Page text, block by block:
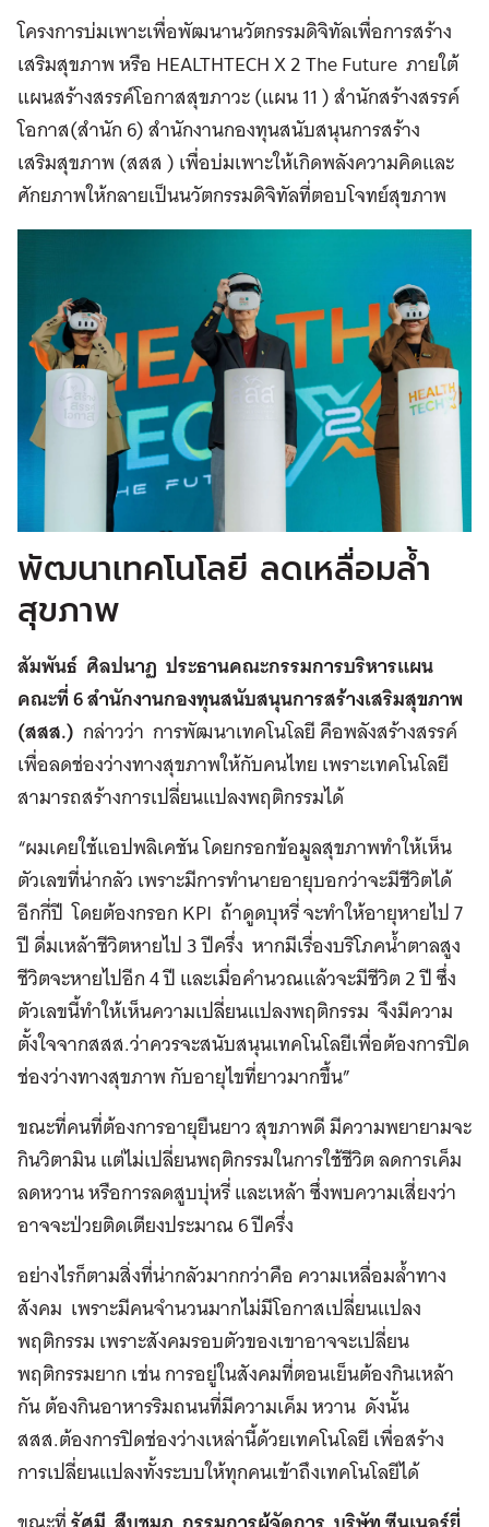
โครงการบ่มเพาะเพื่อพัฒนานวัตกรรมดิจิทัลเพื่อการสร้าง
เสริมสุขภาพ หรือ HEALTHTECH X 2 The Future ภายใต้
แผนสร้างสรรค์โอกาสสุขภาวะ (แผน 11 ) สำนักสร้างสรรค์
โอกาส(สำนัก 6) สำนักงานกองทุนสนับสนุนการสร้าง
เสริมสุขภาพ (สสส ) เพื่อบ่มเพาะให้เกิดพลังความคิดและ
ศักยภาพให้กลายเป็นนวัตกรรมดิจิทัลที่ตอบโจทย์สุขภาพ
พัฒนาเทคโนโลยี ลดเหลื่อมล้ำ
สุขภาพ
สัมพันธ์ ศิลปนาฏ ประธานคณะกรรมการบริหารแผน
คณะที่ 6 สำนักงานกองทุนสนับสนุนการสร้างเสริมสุขภาพ
(สสส.) กล่าวว่า การพัฒนาเทคโนโลยี คือพลังสร้างสรรค์
เพื่อลดช่องว่างทางสุขภาพให้กับคนไทย เพราะเทคโนโลยี
สามารถสร้างการเปลี่ยนแปลงพฤติกรรมได้
“ผมเคยใช้แอปพลิเคชัน โดยกรอกข้อมูลสุขภาพทำให้เห็น
ตัวเลขที่น่ากลัว เพราะมีการทำนายอายุบอกว่าจะมีชีวิตได้
อีกกี่ปี โดยต้องกรอก KPI ถ้าดูดบุหรี่ จะทำให้อายุหายไป 7
ปี ดื่มเหล้าชีวิตหายไป 3 ปีครึ่ง หากมีเรื่องบริโภคน้ำตาลสูง
ชีวิตจะหายไปอีก 4 ปี และเมื่อคำนวณแล้วจะมีชีวิต 2 ปี ซึ่ง
ตัวเลขนี้ทำให้เห็นความเปลี่ยนแปลงพฤติกรรม จึงมีความ
ตั้งใจจากสสส.ว่าควรจะสนับสนุนเทคโนโลยีเพื่อต้องการปิด
ช่องว่างทางสุขภาพ กับอายุไขที่ยาวมากขึ้น”
ขณะที่คนที่ต้องการอายุยืนยาว สุขภาพดี มีความพยายามจะ
กินวิตามิน แต่ไม่เปลี่ยนพฤติกรรมในการใช้ชีวิต ลดการเค็ม
ลดหวาน หรือการลดสูบบุ่หรี่ และเหล้า ซึ่งพบความเสี่ยงว่า
อาจจะป่วยติดเตียงประมาณ 6 ปีครึ่ง
อย่างไรก็ตามสิ่งที่น่ากลัวมากกว่าคือ ความเหลื่อมล้ำทาง
สังคม เพราะมีคนจำนวนมากไม่มีโอกาสเปลี่ยนแปลง
พฤติกรรม เพราะสังคมรอบตัวของเขาอาจจะเปลี่ยน
พฤติกรรมยาก เช่น การอยู่ในสังคมที่ตอนเย็นต้องกินเหล้า
กัน ต้องกินอาหารริมถนนที่มีความเค็ม หวาน ดังนั้น
สสส.ต้องการปิดช่องว่างเหล่านี้ด้วยเทคโนโลยี เพื่อสร้าง
การเปลี่ยนแปลงทั้งระบบให้ทุกคนเข้าถึงเทคโนโลยีได้